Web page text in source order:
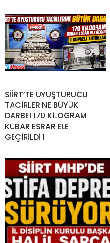
SİİRT’TE UYUŞTURUCU
TACİRLERİNE BÜYÜK
DARBE! 170 KİLOGRAM
KUBAR ESRAR ELE
GEÇİRİLDİ 1